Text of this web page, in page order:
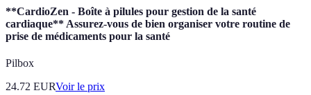
**CardioZen - Boîte à pilules pour gestion de la santé
cardiaque** Assurez-vous de bien organiser votre routine de
prise de médicaments pour la santé
Pilbox
24.72 EURVoir le prix